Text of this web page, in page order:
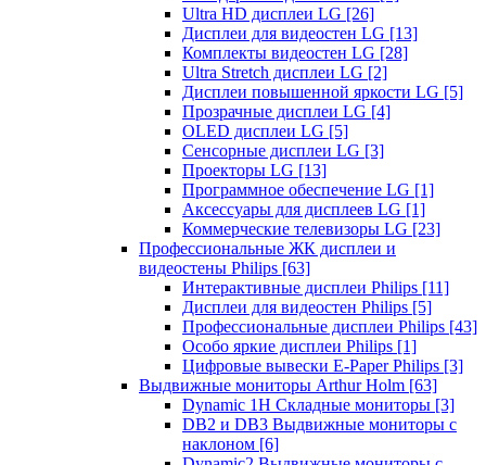
Ultra HD дисплеи LG [26]
Дисплеи для видеостен LG [13]
Комплекты видеостен LG [28]
Ultra Stretch дисплеи LG [2]
Дисплеи повышенной яркости LG [5]
Прозрачные дисплеи LG [4]
OLED дисплеи LG [5]
Сенсорные дисплеи LG [3]
Проекторы LG [13]
Программное обеспечение LG [1]
Аксессуары для дисплеев LG [1]
Коммерческие телевизоры LG [23]
Профессиональные ЖК дисплеи и
видеостены Philips [63]
Интерактивные дисплеи Philips [11]
Дисплеи для видеостен Philips [5]
Профессиональные дисплеи Philips [43]
Особо яркие дисплеи Philips [1]
Цифровые вывески E-Paper Philips [3]
Выдвижные мониторы Arthur Holm [63]
Dynamic 1Н Складные мониторы [3]
DB2 и DB3 Выдвижные мониторы с
наклоном [6]